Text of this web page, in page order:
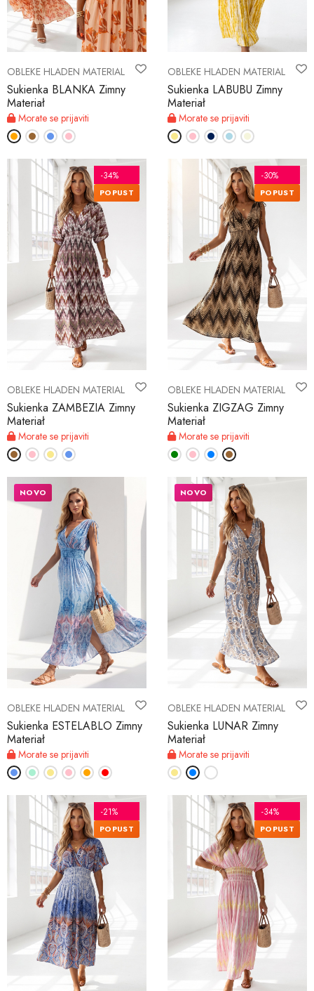
MOJ RAČUN
Jezik
Denarna enota
OBLEKE HLADEN MATERIAL
Sukienka BLANKA Zimny
Materiał
Morate se prijaviti
OBLEKE HLADEN MATERIAL
Sukienka LABUBU Zimny
Materiał
Morate se prijaviti
OBLEKE HLADEN MATERIAL
Sukienka ZAMBEZIA Zimny
Materiał
Morate se prijaviti
-34%
POPUST
OBLEKE HLADEN MATERIAL
Sukienka ZIGZAG Zimny
Materiał
Morate se prijaviti
-30%
POPUST
OBLEKE HLADEN MATERIAL
Sukienka ESTELABLO Zimny
Materiał
Morate se prijaviti
NOVO
OBLEKE HLADEN MATERIAL
Sukienka LUNAR Zimny
Materiał
Morate se prijaviti
NOVO
-21%
POPUST
-34%
POPUST